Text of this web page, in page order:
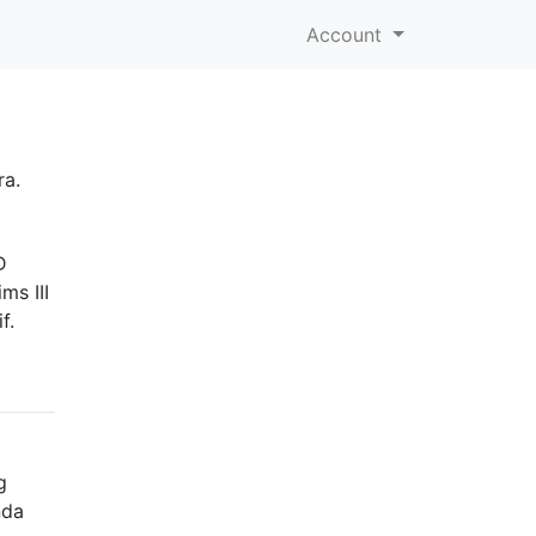
Account
III